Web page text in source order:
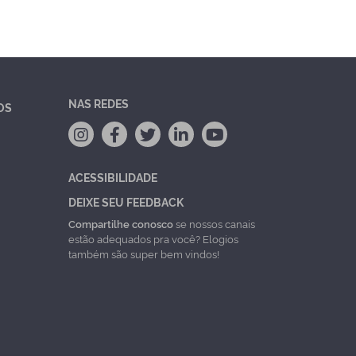
NAS REDES
ACESSIBILIDADE
DEIXE SEU FEEDBACK
Compartilhe conoscose nossos canais
estão adequados pra você? Elogios
também são super bem vindos!